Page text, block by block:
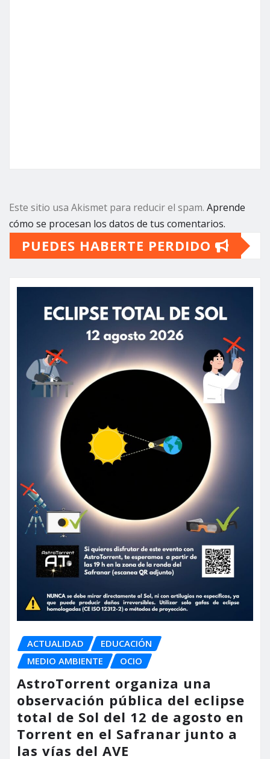
Este sitio usa Akismet para reducir el spam. Aprende
cómo se procesan los datos de tus comentarios.
PUEDES HABERTE PERDIDO
ACTUALIDAD
EDUCACIÓN
MEDIO AMBIENTE
OCIO
AstroTorrent organiza una
observación pública del eclipse
total de Sol del 12 de agosto en
Torrent en el Safranar junto a
las vías del AVE